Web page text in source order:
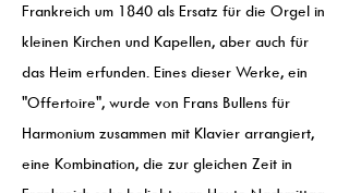
Frankreich um 1840 als Ersatz für die Orgel in
kleinen Kirchen und Kapellen, aber auch für
das Heim erfunden. Eines dieser Werke, ein
"Offertoire", wurde von Frans Bullens für
Harmonium zusammen mit Klavier arrangiert,
eine Kombination, die zur gleichen Zeit in